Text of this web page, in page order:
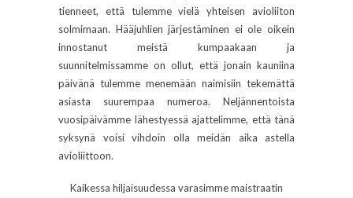
tienneet, että tulemme vielä yhteisen avioliiton
solmimaan. Hääjuhlien järjestäminen ei ole oikein
innostanut meistä kumpaakaan ja
suunnitelmissamme on ollut, että jonain kauniina
päivänä tulemme menemään naimisiin tekemättä
asiasta suurempaa numeroa. Neljännentoista
vuosipäivämme lähestyessä ajattelimme, että tänä
syksynä voisi vihdoin olla meidän aika astella
avioliittoon.
Kaikessa hiljaisuudessa varasimme maistraatin